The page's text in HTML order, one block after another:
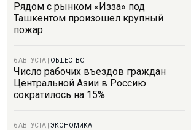
Рядом с рынком «Изза» под
Ташкентом произошел крупный
пожар
6 АВГУСТА ОБЩЕСТВО
Число рабочих въездов граждан
Центральной Азии в Россию
сократилось на 15%
6 АВГУСТА ЭКОНОМИКА